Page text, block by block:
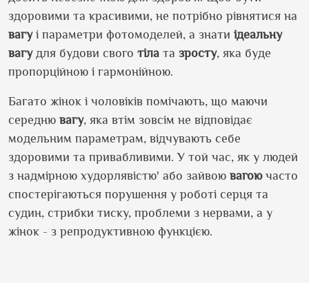
здоровими та красивими, не потрібно рівнятися на
вагуі параметри фотомоделей, а знати ідеальну
вагудля будови свого тіла та зросту, яка буде
пропорційною і гармонійною.
Багато жінок і чоловіків помічають, що маючи
середню вагу, яка втім зовсім не відповідає
модельним параметрам, відчувають себе
здоровими та привабливими. У той час, як у людей
з надмірною худорлявістю' або зайвою вагоючасто
спостерігаються порушення у роботі серця та
судин, стрибки тиску, проблеми з нервами, а у
жінок - з репродуктивною функцією.